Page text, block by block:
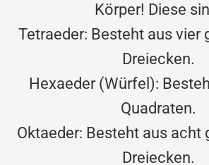
Körper! Diese
Tetraeder: Besteht aus vier
Dreiecken.
Hexaeder (Würfel):
Quadraten.
Oktaeder: Besteht aus acht
Dreiecken.